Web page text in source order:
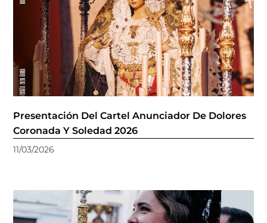
Presentación Del Cartel Anunciador De Dolores
Coronada Y Soledad 2026
11/03/2026